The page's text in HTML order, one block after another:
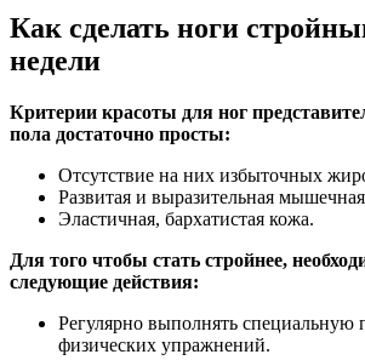
Как сделать ноги
недели
Критерии красоты для ног
пола достаточно просты:
Отсутствие на них избыточных
Развитая и выразительная
Эластичная, бархатистая кожа.
Для того чтобы стать стройнее,
следующие действия:
Регулярно выполнять специальную
физических упражнений.